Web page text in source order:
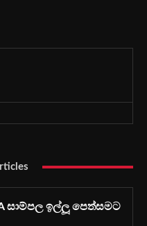
සාම්පල ඉල්ලූ පෙත්සමට